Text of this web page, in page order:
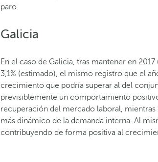
paro.
Galicia
En el caso de Galicia, tras mantener en
3,1% (estimado), el mismo registro que el
crecimiento que podría superar al del
previsiblemente un comportamiento
recuperación del mercado laboral,
más dinámico de la demanda interna. Al
contribuyendo de forma positiva al